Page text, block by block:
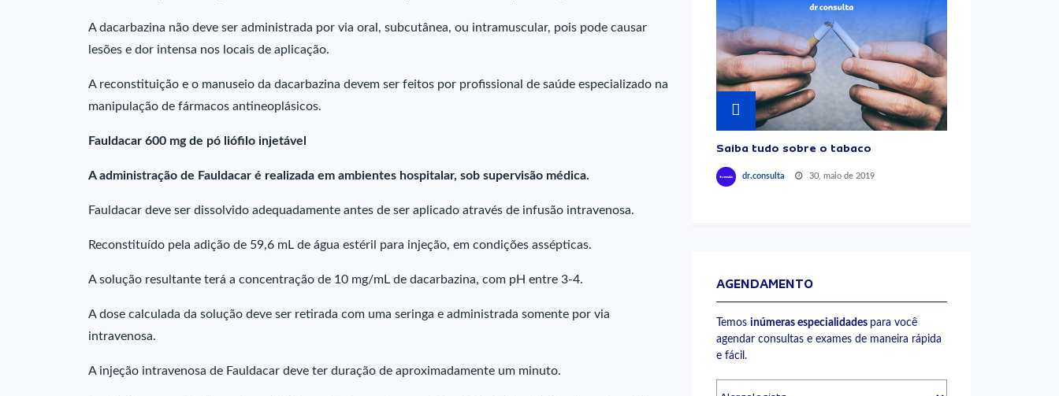
A dacarbazina não deve ser administrada por via oral, subcutânea, ou intramuscular, pois pode causar
lesões e dor intensa nos locais de aplicação.
A reconstituição e o manuseio da dacarbazina devem ser feitos por profissional de saúde especializado na
manipulação de fármacos antineoplásicos.
Fauldacar 600 mg de pó liófilo injetável
A administração de Fauldacar é realizada em ambientes hospitalar, sob supervisão médica.
Fauldacar deve ser dissolvido adequadamente antes de ser aplicado através de infusão intravenosa.
Reconstituído pela adição de 59,6 mL de água estéril para injeção, em condições assépticas.
A solução resultante terá a concentração de 10 mg/mL de dacarbazina, com pH entre 3-4.
A dose calculada da solução deve ser retirada com uma seringa e administrada somente por via
intravenosa.
A injeção intravenosa de Fauldacar deve ter duração de aproximadamente um minuto.
Saiba tudo sobre o tabaco
dr.consulta 30, maio de 2019
AGENDAMENTO
Temos inúmeras especialidades para você
agendar consultas e exames de maneira rápida
e fácil.